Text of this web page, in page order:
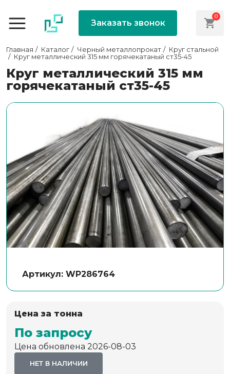
Заказать звонок
0
Главная Каталог Черный металлопрокат
Круг стальной
Круг металлический 315 мм горячекатаный ст35-45
Круг металлический 315 мм
горячекатаный ст35-45
Артикул: WP286764
Цена за тонна
По запросу
Цена обновлена 2026-08-03
НЕТ В НАЛИЧИИ